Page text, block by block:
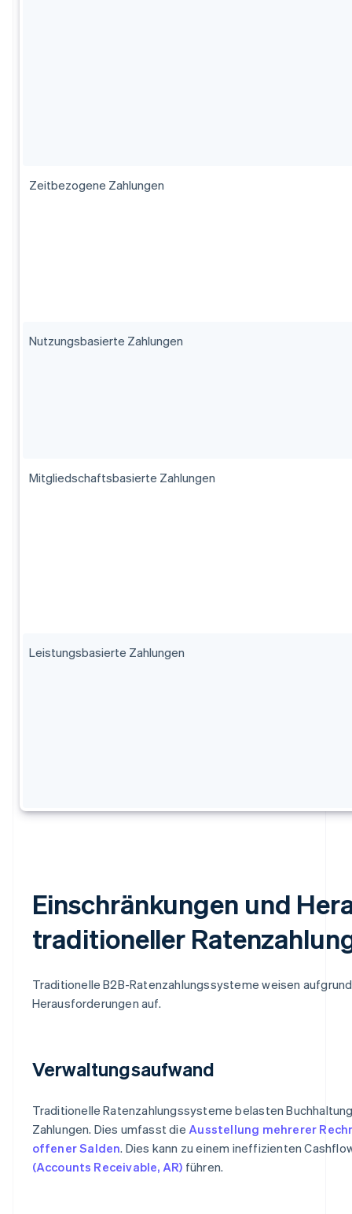
Zeitbezogene Zahlungen
Nutzungsbasierte Zahlungen
Mitgliedschaftsbasierte Zahlungen
Leistungsbasierte Zahlungen
Einschränkungen und
traditioneller
Traditionelle B2B-Ratenzahlungssysteme weisen
Herausforderungen auf.
Verwaltungsaufwand
Traditionelle Ratenzahlungssysteme belasten
Zahlungen. Dies umfasst die Ausstellung mehrerer
offener Salden. Dies kann zu einem ineffizienten
(Accounts Receivable, AR) führen.